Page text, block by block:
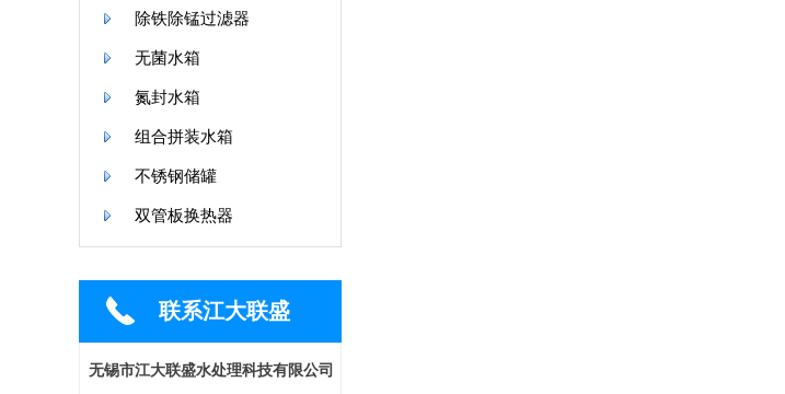
除铁除锰过滤器
无菌水箱
氮封水箱
组合拼装水箱
不锈钢储罐
双管板换热器
联系江大联盛
无锡市江大联盛水处理科技有限公司